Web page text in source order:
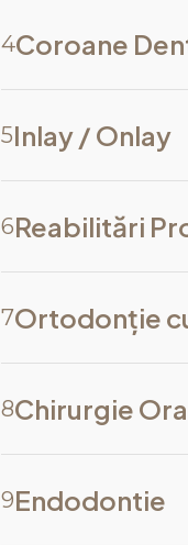
4Coroane
5Inlay / Onlay
6Reabilitări
7Ortodonție
8Chirurgie
9Endodontie